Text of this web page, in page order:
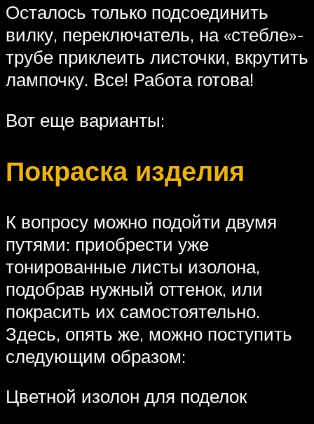
Осталось только подсоединить
вилку, переключатель, на «стебле»-
трубе приклеить листочки, вкрутить
лампочку. Все! Работа готова!
Вот еще варианты:
Покраска изделия
К вопросу можно подойти двумя
путями: приобрести уже
тонированные листы изолона,
подобрав нужный оттенок, или
покрасить их самостоятельно.
Здесь, опять же, можно поступить
следующим образом:
Цветной изолон для поделок